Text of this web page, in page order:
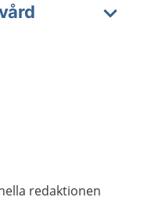
redaktionen